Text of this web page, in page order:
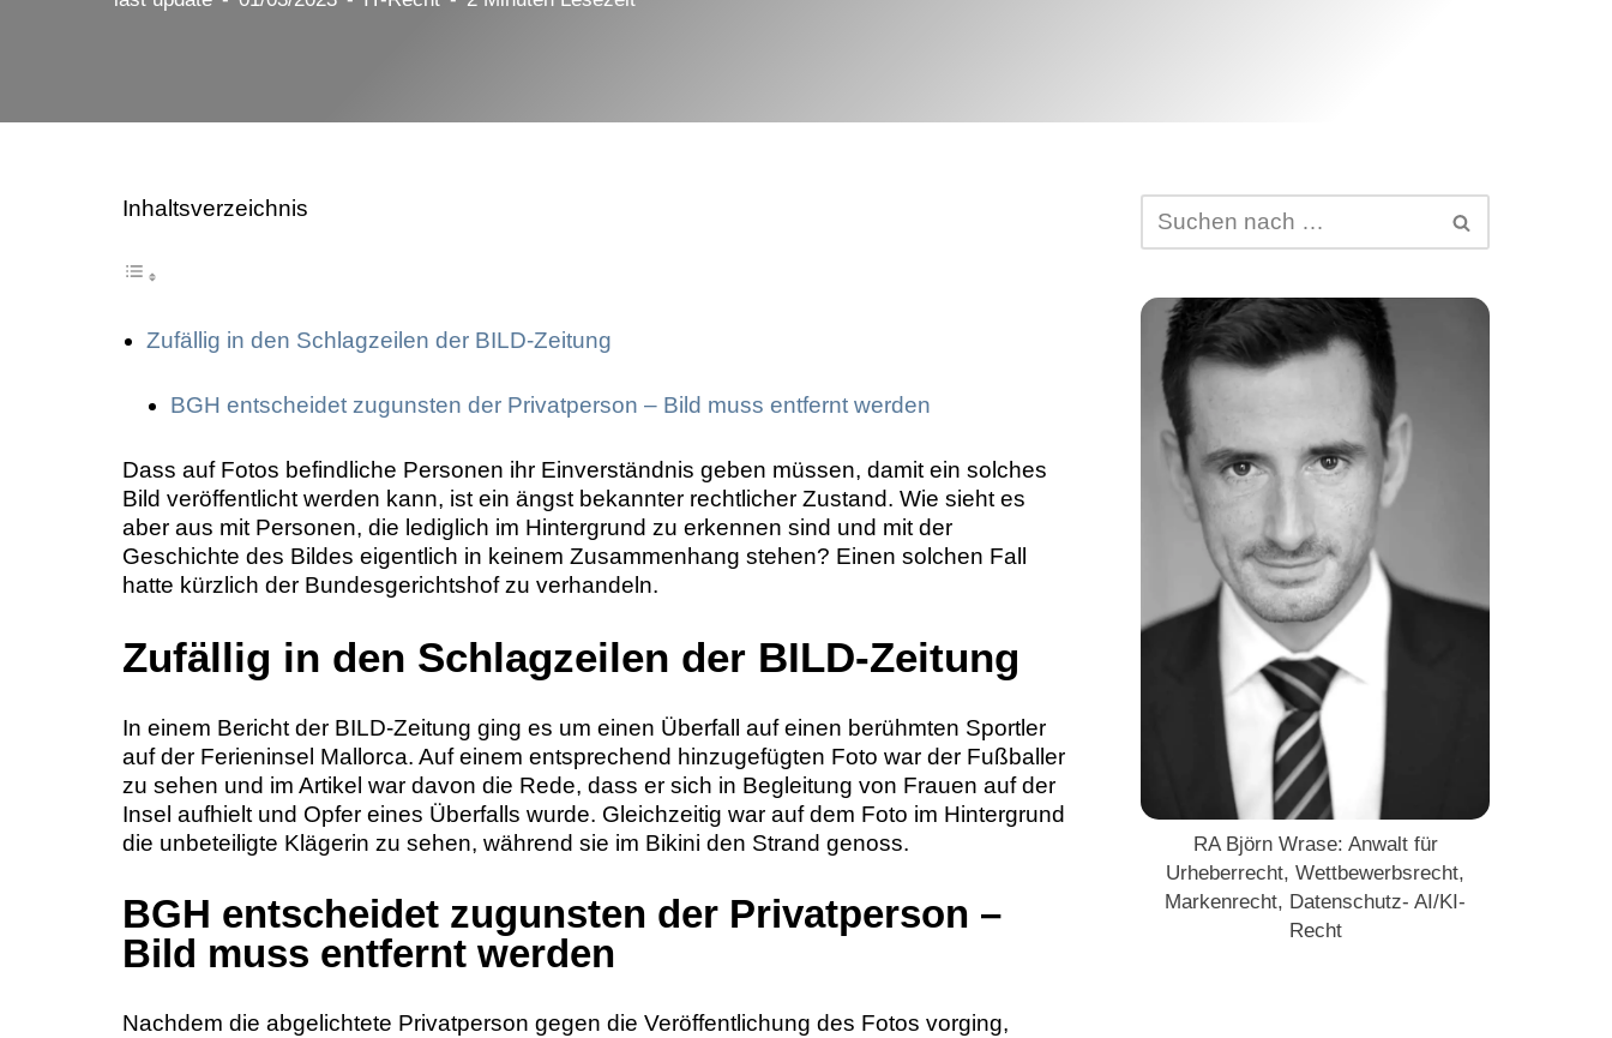
Inhaltsverzeichnis
Zufällig in den Schlagzeilen der BILD-Zeitung
BGH entscheidet zugunsten der Privatperson – Bild muss entfernt werden
Dass auf Fotos befindliche Personen ihr Einverständnis geben müssen, damit ein solches
Bild veröffentlicht werden kann, ist ein ängst bekannter rechtlicher Zustand. Wie sieht es
aber aus mit Personen, die lediglich im Hintergrund zu erkennen sind und mit der
Geschichte des Bildes eigentlich in keinem Zusammenhang stehen? Einen solchen Fall
hatte kürzlich der Bundesgerichtshof zu verhandeln.
Zufällig in den Schlagzeilen der BILD-Zeitung
In einem Bericht der BILD-Zeitung ging es um einen Überfall auf einen berühmten Sportler
auf der Ferieninsel Mallorca. Auf einem entsprechend hinzugefügten Foto war der Fußballer
zu sehen und im Artikel war davon die Rede, dass er sich in Begleitung von Frauen auf der
Insel aufhielt und Opfer eines Überfalls wurde. Gleichzeitig war auf dem Foto im Hintergrund
die unbeteiligte Klägerin zu sehen, während sie im Bikini den Strand genoss.
BGH entscheidet zugunsten der Privatperson –
Bild muss entfernt werden
Nachdem die abgelichtete Privatperson gegen die Veröffentlichung des Fotos vorging,
RA Björn Wrase: Anwalt für
Urheberrecht, Wettbewerbsrecht,
Markenrecht, Datenschutz- AI/KI-
Recht